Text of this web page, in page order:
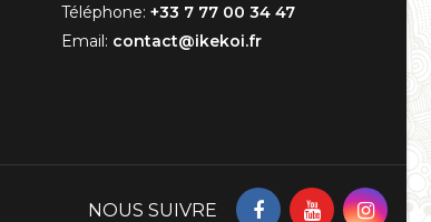
Téléphone: +33 7 77 00 34 47
Email: contact@ikekoi.fr
NOUS SUIVRE